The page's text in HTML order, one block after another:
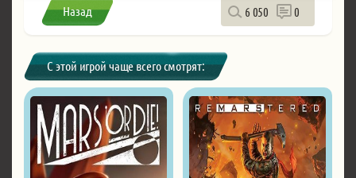
Назад 6 050 0
С этой игрой чаще всего смотрят: